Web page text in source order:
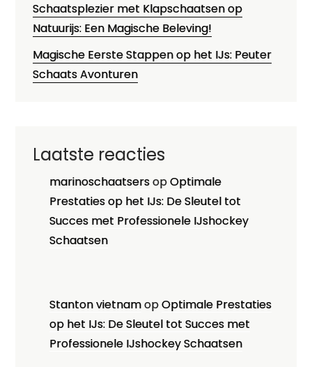
Schaatsplezier met Klapschaatsen op
Natuurijs: Een Magische Beleving!
Magische Eerste Stappen op het IJs: Peuter
Schaats Avonturen
Laatste reacties
marinoschaatsersopOptimale
Prestaties op het IJs: De Sleutel tot
Succes met Professionele IJshockey
Schaatsen
Stanton vietnamopOptimale Prestaties
op het IJs: De Sleutel tot Succes met
Professionele IJshockey Schaatsen